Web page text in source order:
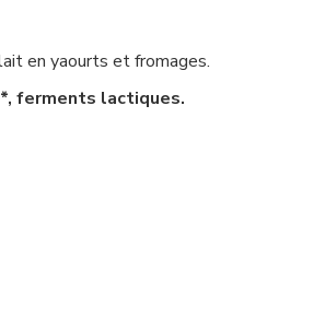
en yaourts et fromages.
ferments lactiques.